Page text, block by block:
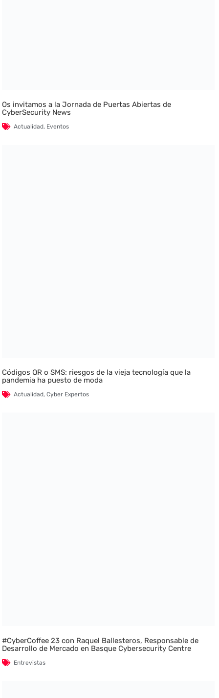
Os invitamos a la Jornada de Puertas Abiertas de
CyberSecurity News
Actualidad, Eventos
Códigos QR o SMS: riesgos de la vieja tecnología que la
pandemia ha puesto de moda
Actualidad,Cyber Expertos
#CyberCoffee 23 con Raquel Ballesteros, Responsable de
Desarrollo de Mercado en Basque Cybersecurity Centre
Entrevistas